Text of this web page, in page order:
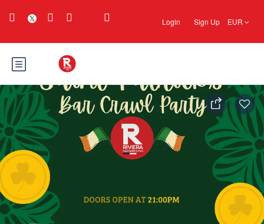
Login Sign Up EUR